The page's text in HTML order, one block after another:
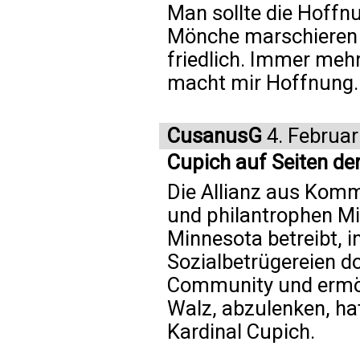
Man sollte die
Mönche
friedlich. Immer
macht mir Hoffnung.
CusanusG 4.
Cupich auf Seiten
Die Allianz aus
und philantrophen
Minnesota betreibt,
Sozialbetrügereien
Community und
Walz, abzulenken,
Kardinal Cupich.